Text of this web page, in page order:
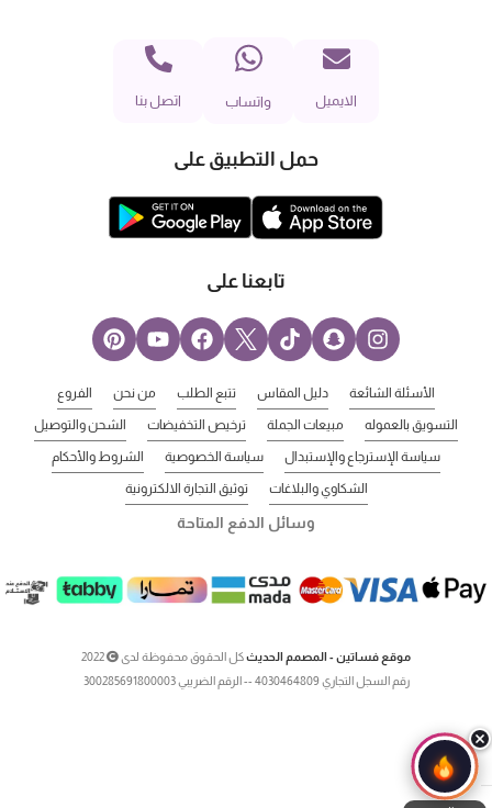
الايميل واتساب اتصل بنا
حمل التطبيق على
تابعنا على
الأسئلة الشائعة دليل المقاس تتبع الطلب من نحن الفروع
التسويق بالعموله مبيعات الجملة ترخيص التخفيضات الشحن والتوصيل
سياسة الإسترجاع والإستبدال سياسة الخصوصية الشروط والأحكام
الشكاوي والبلاغات توثيق التجارة الالكترونية
وسائل الدفع المتاحة
موقع فساتين - المصمم الحديثكل الحقوق محفوظة لدى
2022
رقم السجل التجاري 4030464809 -- الرقم الضريبي 300285691800003